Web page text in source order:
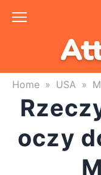
Skip
Home » USA »
oczy